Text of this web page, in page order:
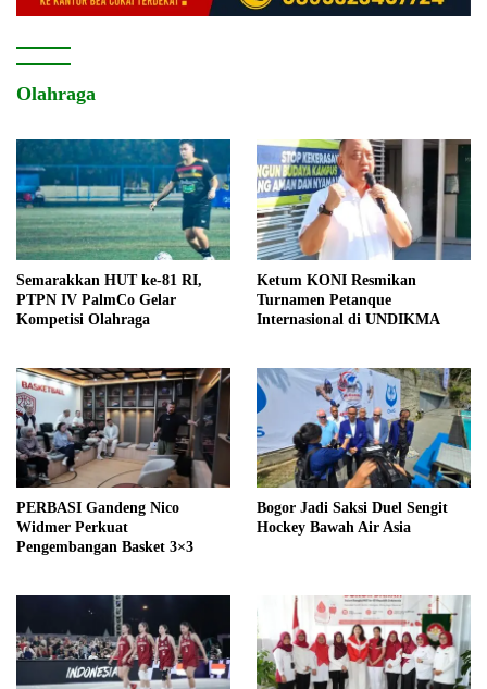
Olahraga
Semarakkan HUT ke-81 RI,
PTPN IV PalmCo Gelar
Kompetisi Olahraga
Ketum KONI Resmikan
Turnamen Petanque
Internasional di UNDIKMA
PERBASI Gandeng Nico
Widmer Perkuat
Pengembangan Basket 3×3
Bogor Jadi Saksi Duel Sengit
Hockey Bawah Air Asia